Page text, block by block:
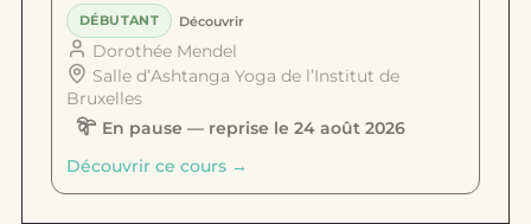
DÉBUTANT Découvrir
Dorothée Mendel
Salle d’Ashtanga Yoga de l’Institut de
Bruxelles
En pause — reprise le 24 août 2026
Découvrir ce cours →